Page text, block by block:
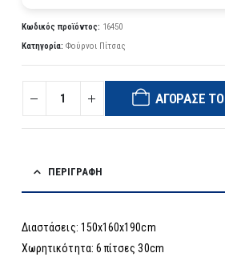
Κωδικός προϊόντος: 16450
Κατηγορία: Φούρνοι Πίτσας
ΑΓΌΡΑΣΈ ΤΟ
ΠΕΡΙΓΡΑΦΉ
Διαστάσεις: 150x160x190cm
Χωρητικότητα: 6 πίτσες 30cm